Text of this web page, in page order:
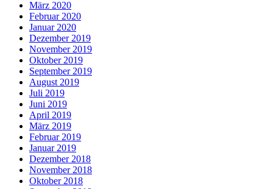
März 2020
Februar 2020
Januar 2020
Dezember 2019
November 2019
Oktober 2019
September 2019
August 2019
Juli 2019
Juni 2019
April 2019
März 2019
Februar 2019
Januar 2019
Dezember 2018
November 2018
Oktober 2018